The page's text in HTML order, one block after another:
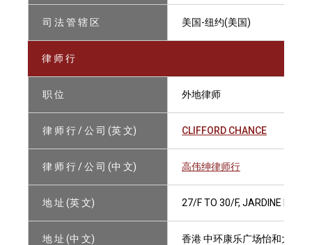
司 法 管 辖 区 美国-纽约(美国)
律 师 行
职 位 外地律师
律 师 行 / 公 司 (英 文) CLIFFORD CHANCE
律 师 行 / 公 司 (中 文) 高伟绅律师行
地 址 (英 文) 27/F TO 30/F, JARDINE
地 址 (中 文) 香港 中环康乐广场怡和大厦